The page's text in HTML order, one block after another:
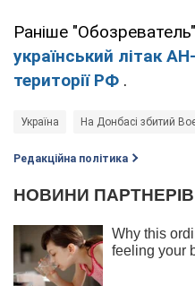
Раніше
український літак
території РФ .
Україна На Донбасі збитий
Редакційна політика